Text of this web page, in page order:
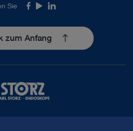
Sie Facebook
YoutubeLinkedIn
zum Anfang